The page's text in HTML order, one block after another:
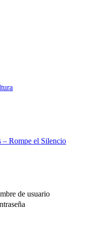
– Rompe el Silencio
de usuario